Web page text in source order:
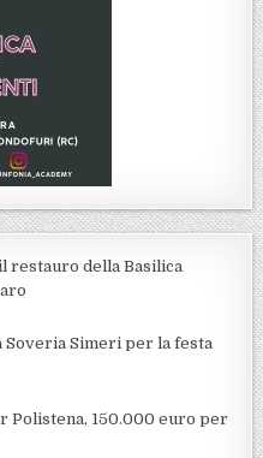
restauro della Basilica
Simeri per la festa
Polistena, 150.000 euro per